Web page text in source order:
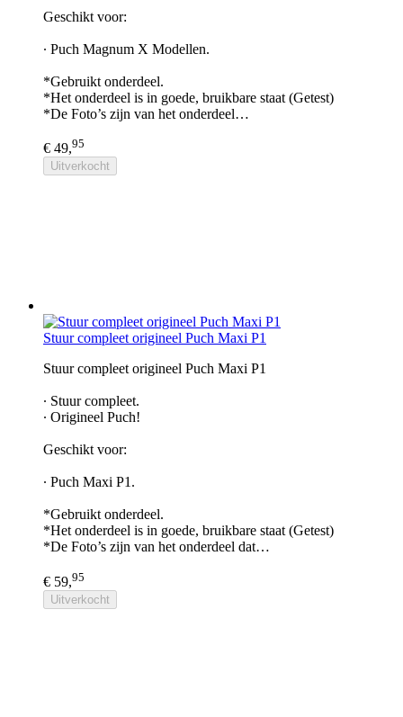
Geschikt voor:
∙ Puch Magnum X Modellen.
*Gebruikt onderdeel.
*Het onderdeel is in goede, bruikbare staat (Getest)
*De Foto’s zijn van het onderdeel…
€ 49,95
Uitverkocht
Stuur compleet origineel Puch Maxi P1
Stuur compleet origineel Puch Maxi P1
∙ Stuur compleet.
∙ Origineel Puch!
Geschikt voor:
∙ Puch Maxi P1.
*Gebruikt onderdeel.
*Het onderdeel is in goede, bruikbare staat (Getest)
*De Foto’s zijn van het onderdeel dat…
€ 59,95
Uitverkocht